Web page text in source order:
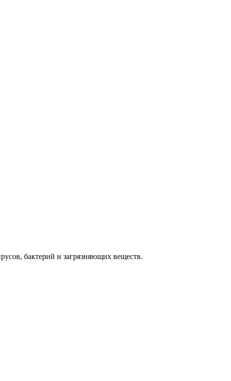
бактерий и загрязняющих веществ.